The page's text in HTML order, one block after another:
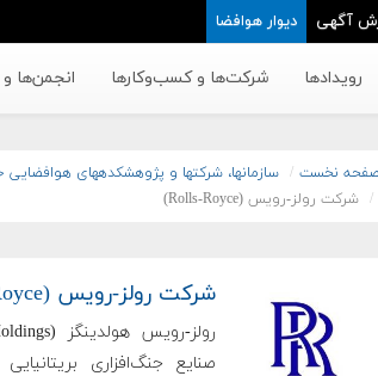
آگهی دیوار هوافضا
رویدادها شرکت‌ها و کسب‌وکار‌ها انجمن‌ها
صفحه نخست
سازمان‏ها، شرکت‏ها و پژوهشکده‏های هوافضایی
شرکت رولز-رویس (Rolls-Royce)
شرکت رولز-رویس (Rolls-Royce)
صنایع جنگ‌افزاری